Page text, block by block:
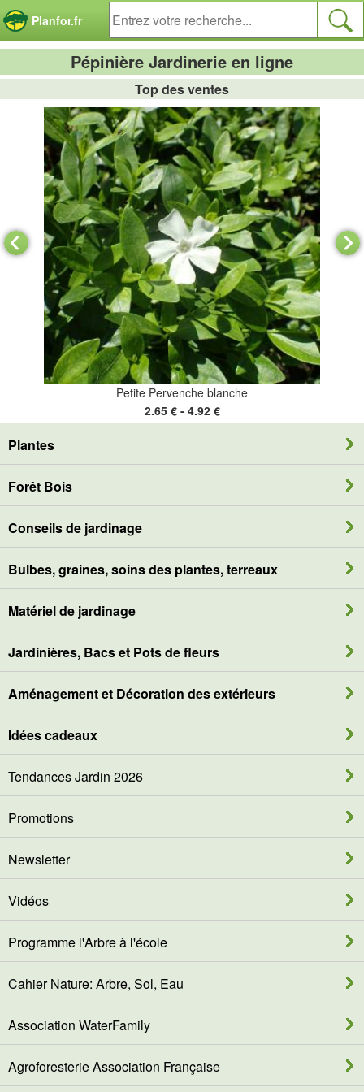
Planfor.fr
Pépinière Jardinerie en ligne
Top des ventes
Petite Pervenche blanche
2.65 € - 4.92 €
Plantes
Forêt Bois
Conseils de jardinage
Bulbes, graines, soins des plantes, terreaux
Matériel de jardinage
Jardinières, Bacs et Pots de fleurs
Aménagement et Décoration des extérieurs
Idées cadeaux
Tendances Jardin 2026
Promotions
Newsletter
Vidéos
Programme l'Arbre à l'école
Cahier Nature: Arbre, Sol, Eau
Association WaterFamily
Agroforesterie Association Française
Panneau de gestion des cookies